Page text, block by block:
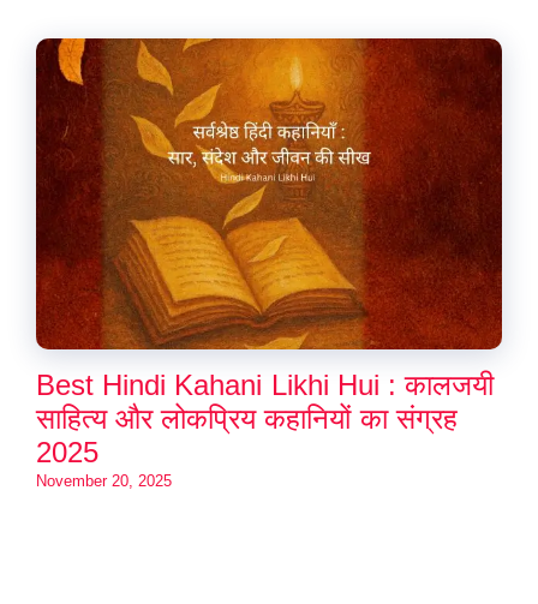
Best Hindi Kahani Likhi Hui : कालजयी
साहित्य और लोकप्रिय कहानियों का संग्रह
2025
November 20, 2025